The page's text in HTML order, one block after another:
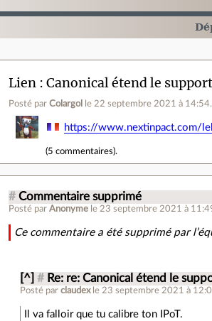
Lien Canonical étend le
Posté parColargol le 22 septembre 2021 à 14:54.
https://www.nextinpact.com/
(5 commentaires).
# Commentaire supprimé
Posté parAnonyme le 23 septembre 2021 à
Ce commentaire a été supprimé par
[^] # Re: re: Canonical étend le
Posté parclaudex le 23 septembre 2021 à
Il va falloir que tu calibre ton IPoT.